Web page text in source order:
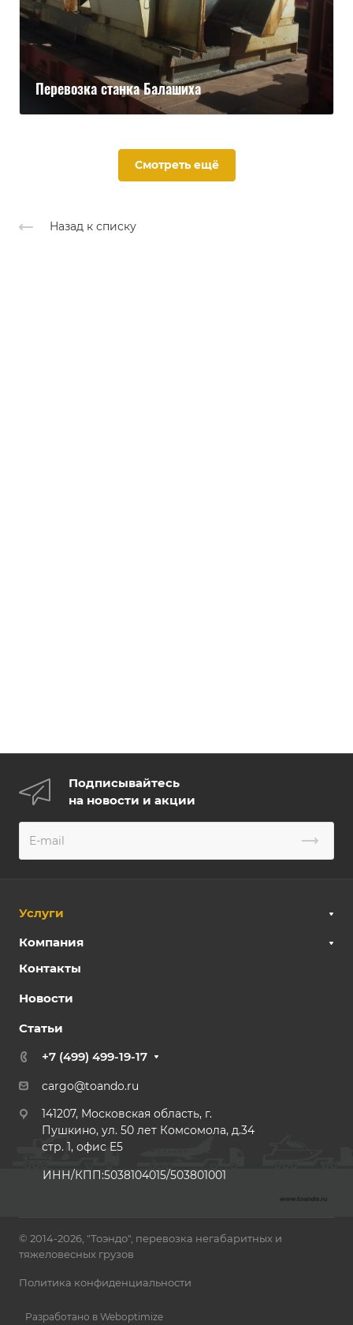
Перевозка станка Балашиха
Смотреть ещё
Назад к списку
Подписывайтесь
на новости и акции
Услуги
Компания
Контакты
Новости
Статьи
+7 (499) 499-19-17
cargo@toando.ru
141207, Московская область, г.
Пушкино, ул. 50 лет Комсомола, д.34
стр. 1, офис E5
ИНН/КПП:5038104015/503801001
© 2014-2026, "Тоэндо", перевозка негабаритных и
тяжеловесных грузов
Политика конфиденциальности
Разработано в Weboptimize